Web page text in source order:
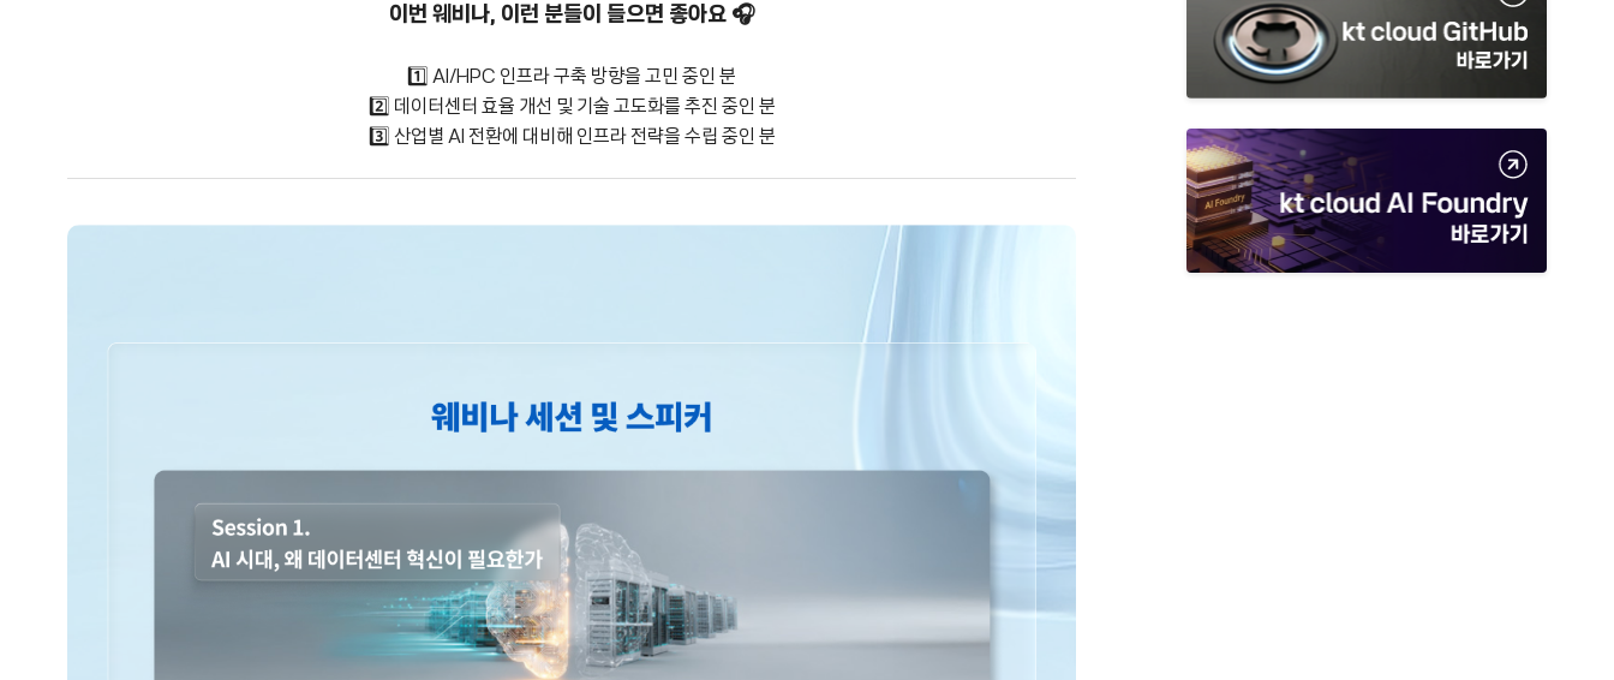
이번 웨비나, 이런 분들이 들으면 좋아요 🎧
1️⃣ AI/HPC 인프라 구축 방향을 고민 중인 분
2️⃣ 데이터센터 효율 개선 및 기술 고도화를 추진 중인 분
3️⃣ 산업별 AI 전환에 대비해 인프라 전략을 수립 중인 분